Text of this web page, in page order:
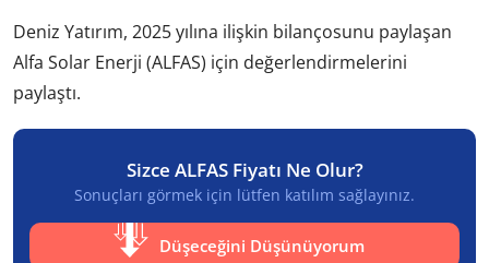
Deniz Yatırım, 2025 yılına ilişkin bilançosunu paylaşan
Alfa Solar Enerji (ALFAS) için değerlendirmelerini
paylaştı.
Sizce ALFAS Fiyatı Ne Olur?
Sonuçları görmek için lütfen katılım sağlayınız.
Düşeceğini Düşünüyorum